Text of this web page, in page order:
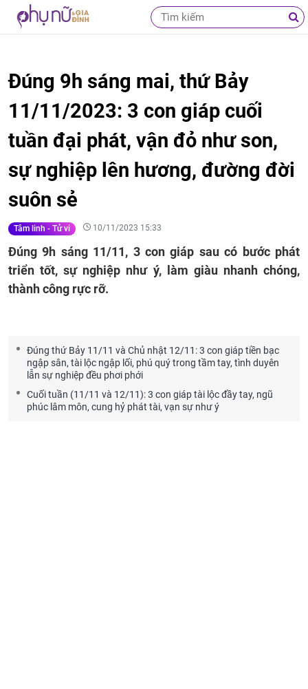
Đúng 9h sáng mai, thứ Bảy
11/11/2023: 3 con giáp cuối
tuần đại phát, vận đỏ như son,
sự nghiệp lên hương, đường đời
suôn sẻ
Tâm linh - Tử vi 10/11/2023 15:33
Đúng 9h sáng 11/11, 3 con giáp sau có bước phát
triển tốt, sự nghiệp như ý, làm giàu nhanh chóng,
thành công rực rỡ.
Đúng thứ Bảy 11/11 và Chủ nhật 12/11: 3 con giáp tiền bạc
ngập sân, tài lộc ngập lối, phú quý trong tầm tay, tình duyên
lẫn sự nghiệp đều phơi phới
Cuối tuần (11/11 và 12/11): 3 con giáp tài lộc đầy tay, ngũ
phúc lâm môn, cung hỷ phát tài, vạn sự như ý